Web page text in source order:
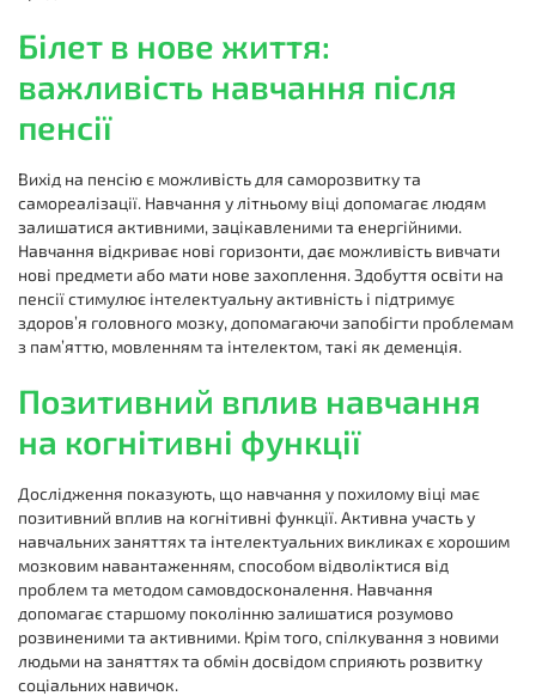
Білет в нове життя:
важливість навчання після
пенсії
Вихід на пенсію є можливість для саморозвитку та
самореалізації. Навчання у літньому віці допомагає людям
залишатися активними, зацікавленими та енергійними.
Навчання відкриває нові горизонти, дає можливість вивчати
нові предмети або мати нове захоплення. Здобуття освіти на
пенсії стимулює інтелектуальну активність і підтримує
здоров’я головного мозку, допомагаючи запобігти проблемам
з пам’яттю, мовленням та інтелектом, такі як деменція.
Позитивний вплив навчання
на когнітивні функції
Дослідження показують, що навчання у похилому віці має
позитивний вплив на когнітивні функції. Активна участь у
навчальних заняттях та інтелектуальних викликах є хорошим
мозковим навантаженням, способом відволіктися від
проблем та методом самовдосконалення. Навчання
допомагає старшому поколінню залишатися розумово
розвиненими та активними. Крім того, спілкування з новими
людьми на заняттях та обмін досвідом сприяють розвитку
соціальних навичок.